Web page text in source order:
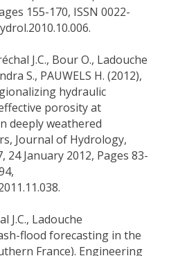
155-170, ISSN 0022-
J.C., Bour O., Ladouche
S., PAUWELS H. (2012),
hydraulic
porosity at
deeply weathered
Journal of Hydrology,
24 January 2012, Pages 83-
J.C., Ladouche
flood forecasting in the
France). Engineering